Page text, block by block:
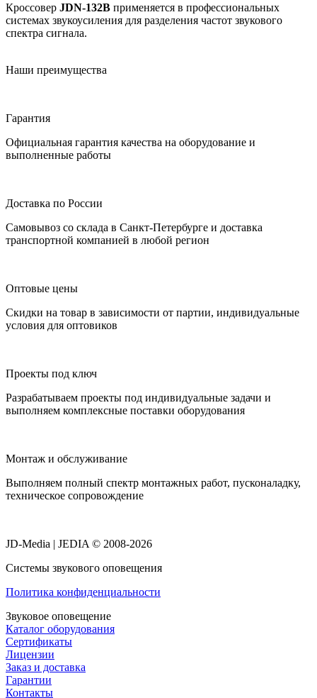
Кроссовер JDN-132B применяется в профессиональных
системах звукоусиления для разделения частот звукового
спектра сигнала.
Наши преимущества
Гарантия
Официальная гарантия качества на оборудование и
выполненные работы
Доставка по России
Самовывоз со склада в Санкт-Петербурге и доставка
транспортной компанией в любой регион
Оптовые цены
Скидки на товар в зависимости от партии, индивидуальные
условия для оптовиков
Проекты под ключ
Разрабатываем проекты под индивидуальные задачи и
выполняем комплексные поставки оборудования
Монтаж и обслуживание
Выполняем полный спектр монтажных работ, пусконаладку,
техническое сопровождение
JD-Media | JEDIA © 2008-2026
Системы звукового оповещения
Политика конфиденциальности
Звуковое оповещение
Каталог оборудования
Сертификаты
Лицензии
Заказ и доставка
Гарантии
Контакты